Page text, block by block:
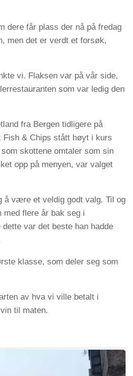
dere får plass der nå på fredag
men det er verdt et forsøk,
vi. Flaksen var på vår side,
som var ledig den
fra Bergen tidligere på
Fish & Chips stått høyt i kurs
skottene omtaler som sin
opp på menyen, var valget
å være et veldig godt valg. Til og
flere år bak seg i
var det beste han hadde
klasse, som deler seg som
av hva vi ville betalt i
til maten.